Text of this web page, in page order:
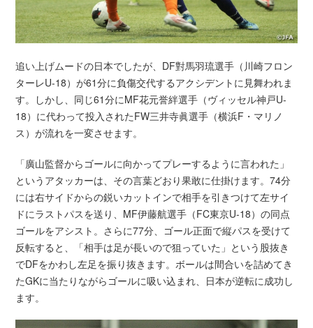
追い上げムードの日本でしたが、DF對馬羽琉選手（川崎フロン
ターレU-18）が61分に負傷交代するアクシデントに見舞われま
す。しかし、同じ61分にMF花元誉絆選手（ヴィッセル神戸U-
18）に代わって投入されたFW三井寺眞選手（横浜F・マリノ
ス）が流れを一変させます。
「廣山監督からゴールに向かってプレーするように言われた」
というアタッカーは、その言葉どおり果敢に仕掛けます。74分
には右サイドからの鋭いカットインで相手を引きつけて左サイ
ドにラストパスを送り、MF伊藤航選手（FC東京U-18）の同点
ゴールをアシスト。さらに77分、ゴール正面で縦パスを受けて
反転すると、「相手は足が長いので狙っていた」という股抜き
でDFをかわし左足を振り抜きます。ボールは間合いを詰めてき
たGKに当たりながらゴールに吸い込まれ、日本が逆転に成功し
ます。